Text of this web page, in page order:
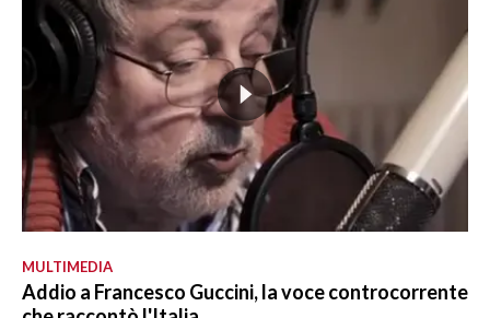
MULTIMEDIA
Addio a Francesco Guccini, la voce controcorrente